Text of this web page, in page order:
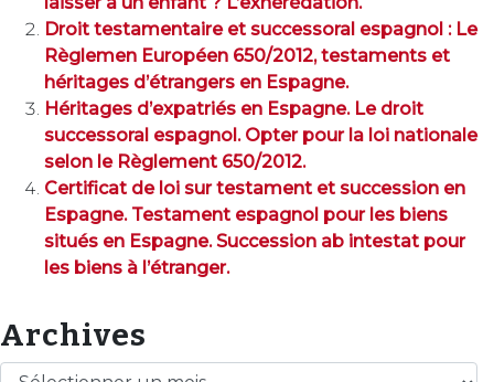
Droit testamentaire et successoral espagnol : Le
Règlemen Européen 650/2012, testaments et
héritages d’étrangers en Espagne.
Héritages d’expatriés en Espagne. Le droit
successoral espagnol. Opter pour la loi nationale
selon le Règlement 650/2012.
Certificat de loi sur testament et succession en
Espagne. Testament espagnol pour les biens
situés en Espagne. Succession ab intestat pour
les biens à l’étranger.
Archives
Archives